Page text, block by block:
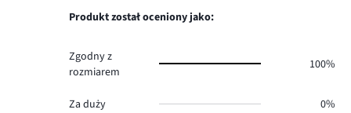
1.
głosów
Produkt został oceniony jako:
Zgodny z
rozmiarem
100%
Za duży 0%